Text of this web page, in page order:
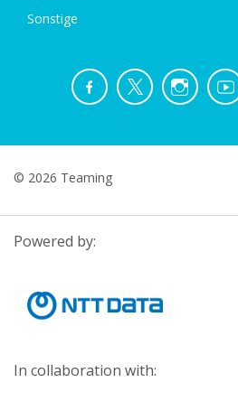
Sonstige
© 2026 Teaming
Powered by:
In collaboration with: